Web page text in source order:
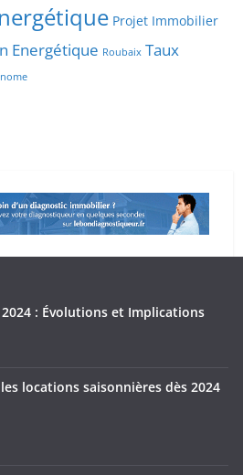
Projet Immobilier
Energétique Roubaix Taux
: Évolutions et Implications
locations saisonnières dès 2024